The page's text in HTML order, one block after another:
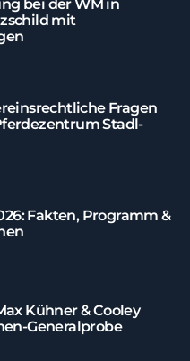
bei der WM in
mit
Fragen
Stadl-
Fakten, Programm &
Kühner & Cooley
Generalprobe